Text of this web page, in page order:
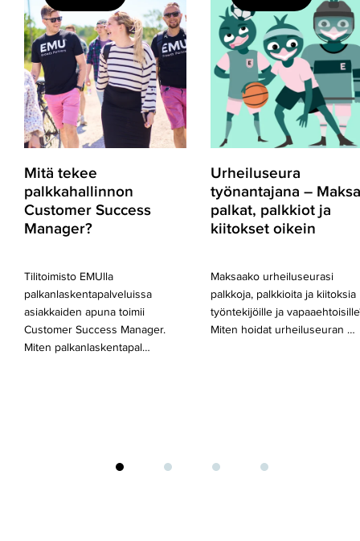
tekee
palkkahallinnon
Customer
Success
Manager?
Mitä tekee
palkkahallinnon
Customer Success
Manager?
Tilitoimisto EMUlla
palkanlaskentapalveluissa
asiakkaiden apuna toimii
Customer Success Manager.
Miten palkanlaskentapal…
työnantajana
Maksa
palkat,
palkkiot
kiitokset
oikein
Urheiluseura
työnantajana – Maksa
palkat, palkkiot ja
kiitokset oikein
Maksaako urheiluseurasi
palkkoja, palkkioita ja kiitoksia
työntekijöille ja
Miten hoidat urheiluseuran …